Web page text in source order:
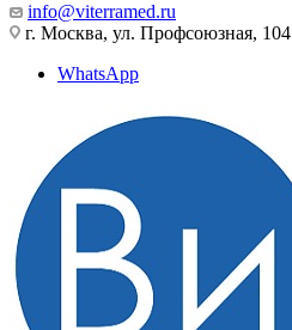
info@viterramed.ru
г. Москва, ул. Профсоюзная, 104
WhatsApp